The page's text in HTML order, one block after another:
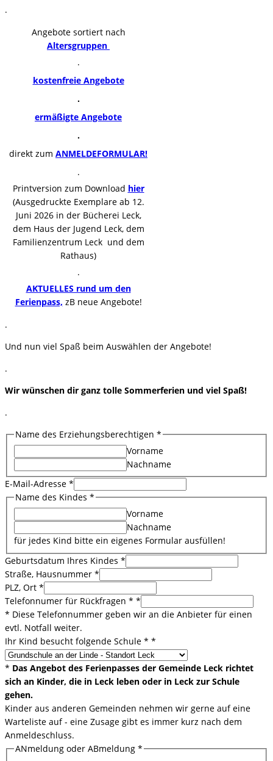
.
Angebote sortiert nach
Altersgruppen
.
kostenfreie Angebote
.
ermäßigte Angebote
.
direkt zum ANMELDEFORMULAR!
.
Printversion zum Download hier
(Ausgedruckte Exemplare ab 12.
Juni 2026 in der Bücherei Leck,
dem Haus der Jugend Leck, dem
Familienzentrum Leck und dem
Rathaus)
.
AKTUELLES rund um den
Ferienpass, zB neue Angebote!
.
Und nun viel Spaß beim Auswählen der Angebote!
.
Wir wünschen dir ganz tolle Sommerferien und viel Spaß!
.
Name des Erziehungsberechtigen *
Vorname
Nachname
E-Mail-Adresse *
Name des Kindes *
Vorname
Nachname
für jedes Kind bitte ein eigenes Formular ausfüllen!
Geburtsdatum Ihres Kindes *
Straße, Hausnummer *
PLZ, Ort *
Telefonnumer für Rückfragen * *
* Diese Telefonnummer geben wir an die Anbieter für einen
evtl. Notfall weiter.
Ihr Kind besucht folgende Schule * *
* Das Angebot des Ferienpasses der Gemeinde Leck richtet
sich an Kinder, die in Leck leben oder in Leck zur Schule
gehen.
Kinder aus anderen Gemeinden nehmen wir gerne auf eine
Warteliste auf - eine Zusage gibt es immer kurz nach dem
Anmeldeschluss.
ANmeldung oder ABmeldung *